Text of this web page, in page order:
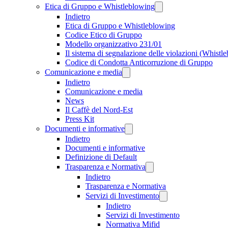
Etica di Gruppo e Whistleblowing
Indietro
Etica di Gruppo e Whistleblowing
Codice Etico di Gruppo
Modello organizzativo 231/01
Il sistema di segnalazione delle violazioni
Codice di Condotta Anticorruzione di Gruppo
Comunicazione e media
Indietro
Comunicazione e media
News
Il Caffè del Nord-Est
Press Kit
Documenti e informative
Indietro
Documenti e informative
Definizione di Default
Trasparenza e Normativa
Indietro
Trasparenza e Normativa
Servizi di Investimento
Indietro
Servizi di Investimento
Normativa Mifid